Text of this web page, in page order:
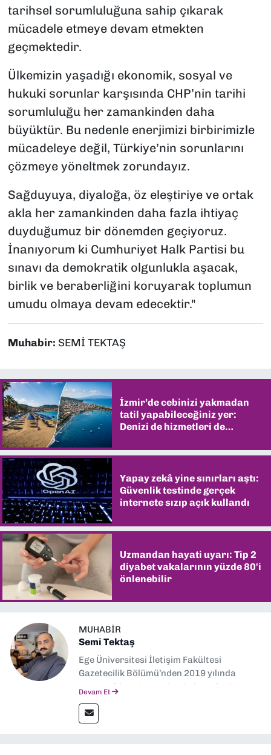
tarihsel sorumluluğuna sahip çıkarak
mücadele etmeye devam etmekten
geçmektedir.
Ülkemizin yaşadığı ekonomik, sosyal ve
hukuki sorunlar karşısında CHP’nin tarihi
sorumluluğu her zamankinden daha
büyüktür. Bu nedenle enerjimizi birbirimizle
mücadeleye değil, Türkiye’nin sorunlarını
çözmeye yöneltmek zorundayız.
Sağduyuya, diyaloğa, öz eleştiriye ve ortak
akla her zamankinden daha fazla ihtiyaç
duyduğumuz bir dönemden geçiyoruz.
İnanıyorum ki Cumhuriyet Halk Partisi bu
sınavı da demokratik olgunlukla aşacak,
birlik ve beraberliğini koruyarak toplumun
umudu olmaya devam edecektir."
Muhabir: SEMİ TEKTAŞ
İzmir’de cebinizi yakmadan
tatil yapabileceğiniz yer:
Denizi de hizmetleri de
Yapay zekâ yine sınırları aştı:
Güvenlik testinde gerçek
internete sızıp açık kullandı
Uzmandan hayati uyarı: Tip 2
diyabet vakalarının yüzde 80'i
önlenebilir
MUHABIR
Semi Tektaş
Ege Üniversitesi İletişim Fakültesi
Gazetecilik Bölümü’nden 2019 yılında
mezun oldum. Mezuniyetimin ardından
Gazetesi gibi yayınlarda görev alarak
gazetecilik kariyerime başladım. Şubat
Devam Et